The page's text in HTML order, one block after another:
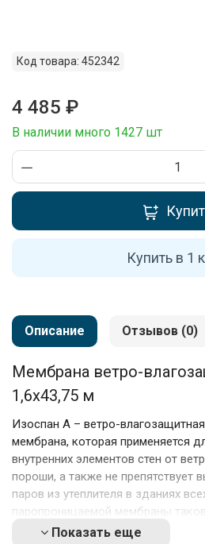
Код товара: 452342
4 485 ₽
В наличии много 1427 шт
Купить в 1
Описание Отзывов (0)
Мембрана ветро-
1,6х43,75 м
Изоспан А – ветро-
мембрана, которая применяется
внутренних элементов стен от
пороши, а также не препятствует
паров из утеплителя в зданиях
паропроницаемой мембраны
паропроницаемость,
Показать еще